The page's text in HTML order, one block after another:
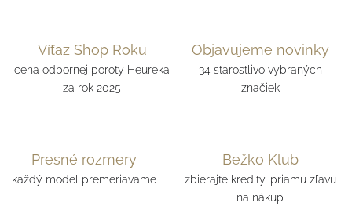
Víťaz Shop Roku
cena odbornej poroty Heureka
za rok 2025
Objavujeme novinky
34 starostlivo vybraných
značiek
Presné rozmery
každý model premeriavame
Bežko Klub
zbierajte kredity, priamu zľavu
na nákup